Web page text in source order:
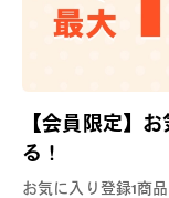
【会員限定】
る！
お気に入り登録1商